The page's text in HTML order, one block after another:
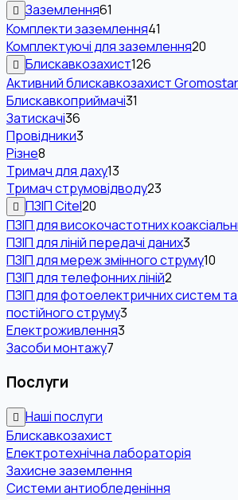
Заземлення61
Комплекти заземлення41
Комплектуючі для заземлення20
Блискавкозахист126
Активний блискавкозахист Gromostar
Блискавкоприймачі31
Затискачі36
Провідники3
Різне8
Тримач для даху13
Тримач струмовідводу23
ПЗІП Citel20
ПЗІП для високочастотних
ПЗІП для ліній передачі даних3
ПЗІП для мереж змінного струму10
ПЗІП для телефонних ліній2
ПЗІП для фотоелектричних систем
постійного струму3
Електроживлення3
Засоби монтажу7
Послуги
Наші послуги
Блискавкозахист
Електротехнічна лабораторія
Захисне заземлення
Системи антиобледеніння